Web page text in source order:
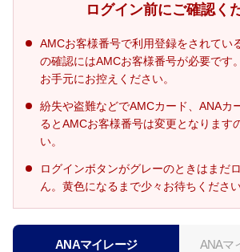
ログイン前にご確認く
AMCお客様番号で利用登録をされてい
の確認にはAMCお客様番号が必要です
お手元にお控えください。
紛失や盗難などでAMCカード、ANAカ
るとAMCお客様番号は変更となります
い。
ログインボタンがグレーのときはまだ
ん。黄色になるまで少々お待ちください
ANAマイレージ
ANAマ